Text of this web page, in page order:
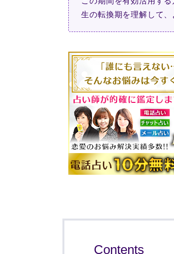
生の転換期を理解して、
Contents